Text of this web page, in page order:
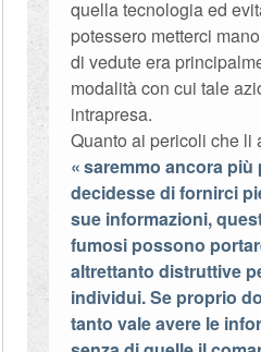
quella tecnologia ed
potessero metterci
di vedute era
modalità con cui tale
intrapresa.
Quanto ai pericoli che li
saremmo ancora più
decidesse di fornirci
sue informazioni,
fumosi possono
altrettanto distruttive
individui. Se proprio
tanto vale avere le